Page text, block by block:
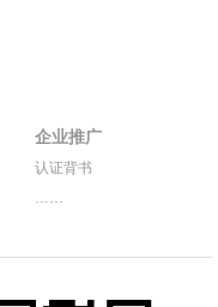
企业推广
认证背书
……